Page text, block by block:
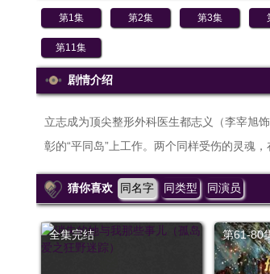
第1集 第2集 第3集
第11集
剧情介绍
立志成为顶尖整形外科医生都志义（李宰旭
彰的“平同岛”上工作。两个同样受伤的灵魂
猜你喜欢 同名字 同类型 同演员
全集完结 第61-80